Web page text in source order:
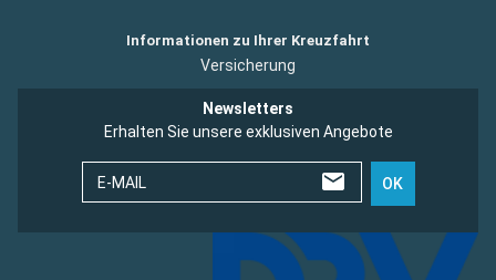
Informationen zu Ihrer Kreuzfahrt
Versicherung
Newsletters
Erhalten Sie unsere exklusiven Angebote
E-MAIL OK